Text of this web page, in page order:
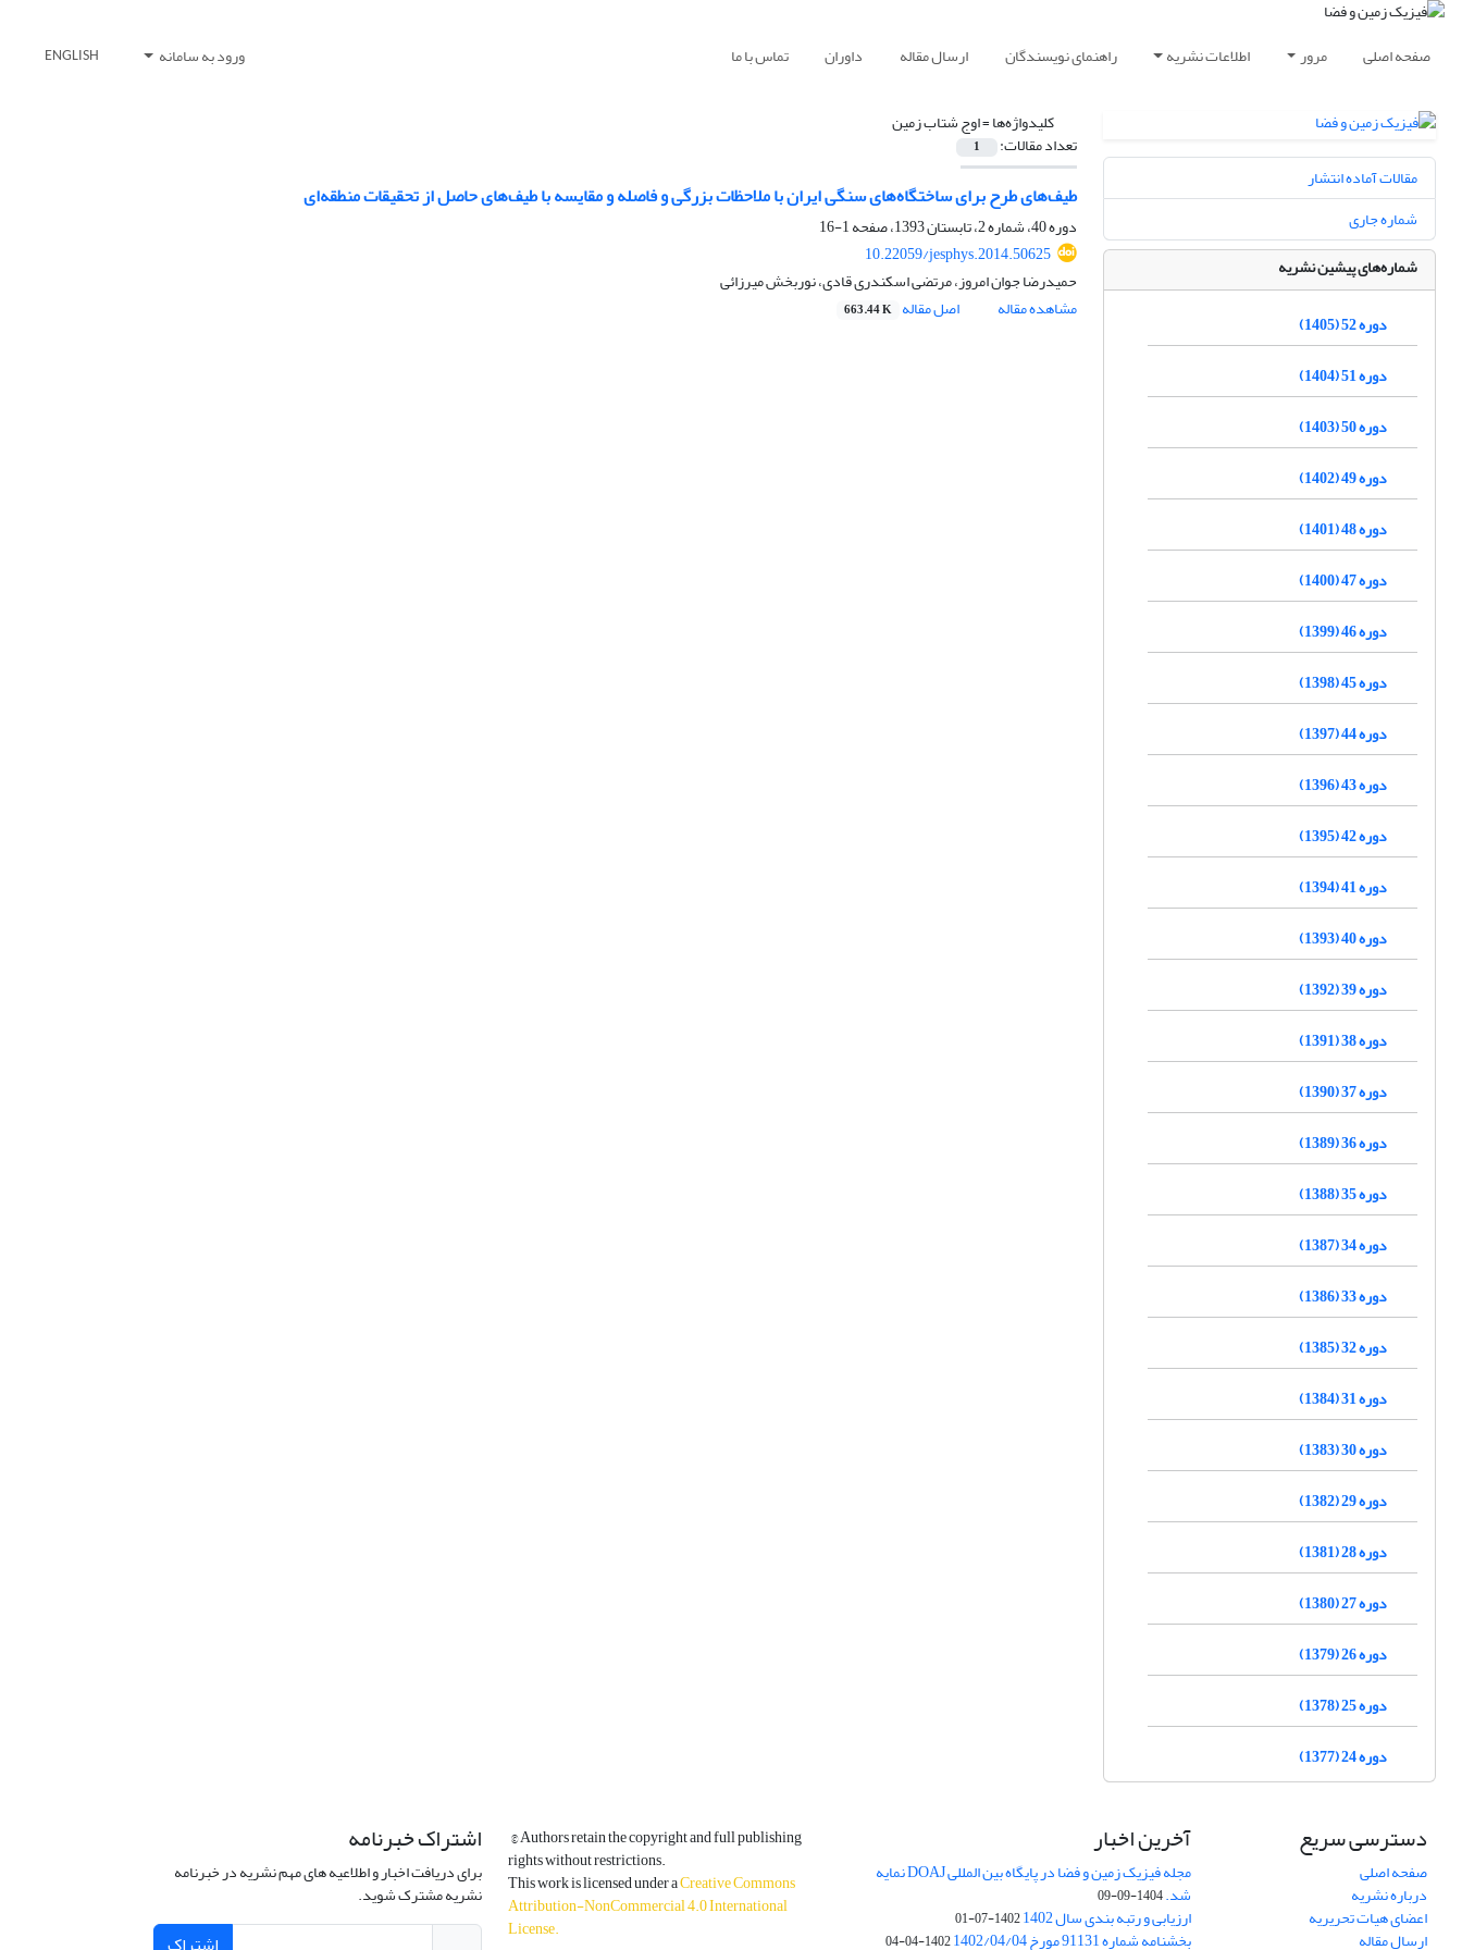
صفحه اصلی مرور اطلاعات نشریه راهنمای نویسندگان ارسال مقاله داوران تماس با ما ورود به سامانه ENGLISH
کلیدواژه‌ها =اوج شتاب‌‌ زمین
تعداد مقالات: 1
طیف‌ها‌ی‌ طرح برای ساختگاه‌های سنگی ایران با ملاحظات بزرگی و فاصله و مقایسه با طیف‌ها‌ی‌ حاصل از تحقیقات منطقه‌ای
دوره 40، شماره 2، تابستان 1393، صفحه
1-16
10.22059/jesphys.2014.50625
حمیدرضا جوان امروز، مرتضی اسکندری قادی، نوربخش میرزائی
مشاهده مقاله
اصل مقاله 663.44 K
مقالات آماده انتشار
شماره جاری
شماره‌های پیشین نشریه
دوره 52 (1405)
دوره 51 (1404)
دوره 50 (1403)
دوره 49 (1402)
دوره 48 (1401)
دوره 47 (1400)
دوره 46 (1399)
دوره 45 (1398)
دوره 44 (1397)
دوره 43 (1396)
دوره 42 (1395)
دوره 41 (1394)
دوره 40 (1393)
دوره 39 (1392)
دوره 38 (1391)
دوره 37 (1390)
دوره 36 (1389)
دوره 35 (1388)
دوره 34 (1387)
دوره 33 (1386)
دوره 32 (1385)
دوره 31 (1384)
دوره 30 (1383)
دوره 29 (1382)
دوره 28 (1381)
دوره 27 (1380)
دوره 26 (1379)
دوره 25 (1378)
دوره 24 (1377)
دسترسی سریع
صفحه اصلی
درباره نشریه
اعضای هیات تحریریه
ارسال مقاله
آخرین اخبار
مجله فیزیک زمین و فضا در پایگاه بین المللی DOAJ نمایه
شد.1404-09-09
ارزیابی و رتبه بندی سال 1402 1402-07-01
بخشنامه شماره 91131 مورخ 1402/04/04 1402-04-04
© Authors retain the copyright and full publishing
rights without restrictions.
This work is licensed under aCreative Commons
Attribution-NonCommercial 4.0 International
License.
اشتراک خبرنامه
برای دریافت اخبار و اطلاعیه های مهم نشریه در خبرنامه
نشریه مشترک شوید.